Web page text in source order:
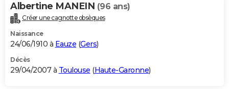
Albertine MANEIN (96 ans)
Créer une cagnotte obsèques
Naissance
24/06/1910 à Eauze (Gers)
Décès
29/04/2007 à Toulouse (Haute-Garonne)